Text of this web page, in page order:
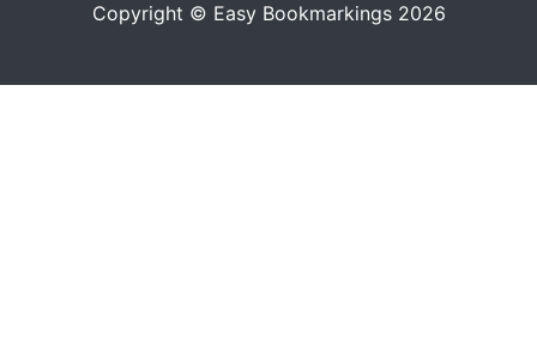
Copyright © Easy Bookmarkings 2026